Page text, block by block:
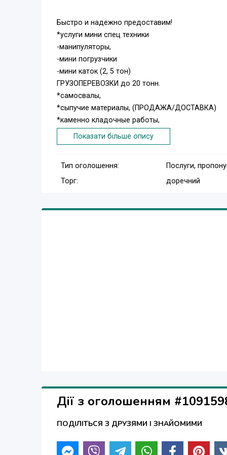
Быстро и надежно предоставим!
*услуги мини спец техники
-манипуляторы,
-мини погрузчики
-мини каток (2, 5 тон)
ГРУЗОПЕРЕВОЗКИ до 20 тонн.
*самосвалы,
*сыпучие материалы, (ПРОДАЖА/ДОСТАВКА)
*каменно кладочные работы,
*благоустройство территорий,
*продажа, укладка ФЭМ.
Показати більше опису
Тип оголошення:
Послуги,
Торг:
доречний
Дії з оголошенням
ПОДІЛІТЬСЯ З ДРУЗЯМИ І ЗНАЙОМИМИ